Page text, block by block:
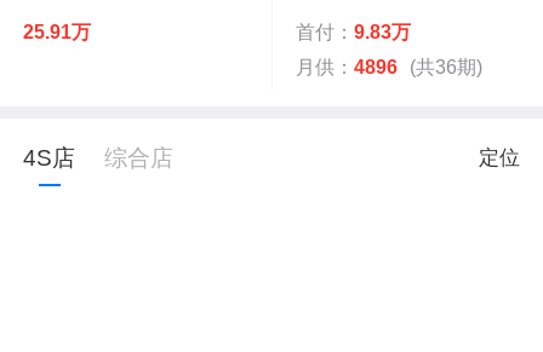
25.91万 首付： 9.83万
月供： 4896 (共36期)
4S店 综合店 定位